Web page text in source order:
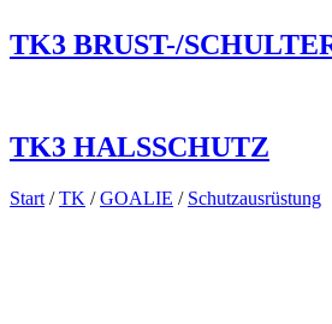
TK3 BRUST-/
TK3 HALSSCHUTZ
Start /TK /GOALIE / Schutzausrüstung